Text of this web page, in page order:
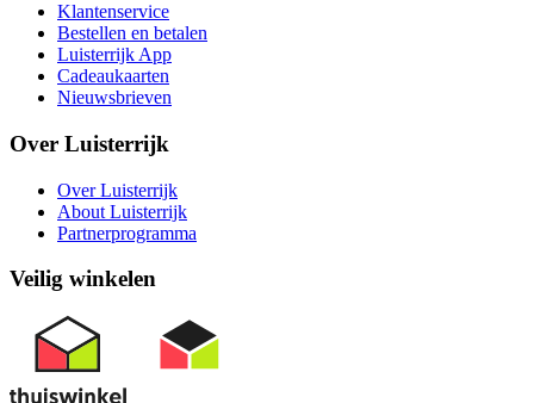
Klantenservice
Bestellen en betalen
Luisterrijk App
Cadeaukaarten
Nieuwsbrieven
Over Luisterrijk
Over Luisterrijk
About Luisterrijk
Partnerprogramma
Veilig winkelen